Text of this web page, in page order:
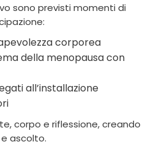
sono previsti momenti di
corporea
della menopausa con
all’installazione
corpo e riflessione, creando
ascolto.